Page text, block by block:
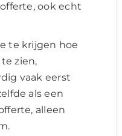
ook echt
te krijgen hoe
zien,
vaak eerst
als een
alleen